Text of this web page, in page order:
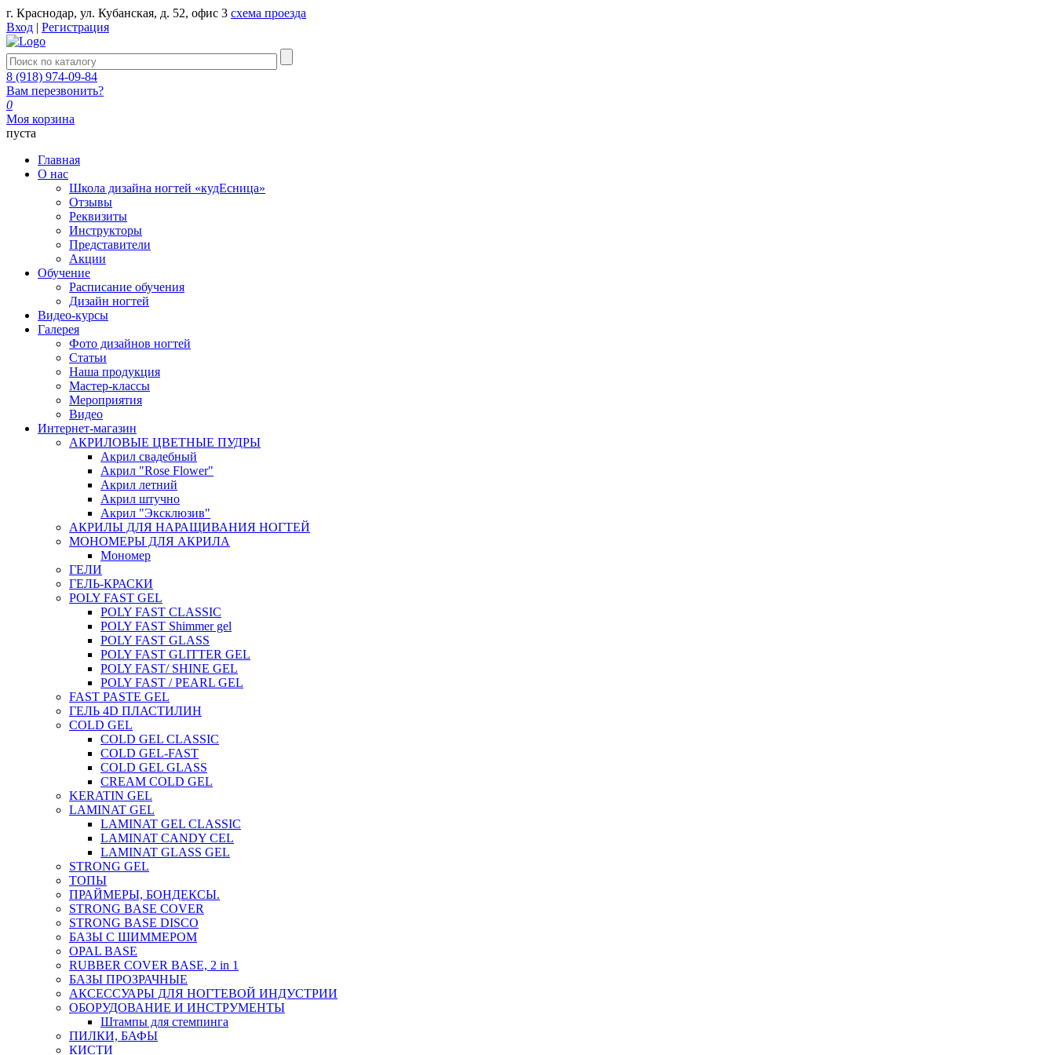
г. Краснодар, ул. Кубанская, д. 52, офис 3 схема проезда
Вход | Регистрация
8 (918) 974-09-84
Вам перезвонить?
0
Моя корзина
пуста
Главная
О нас
Школа дизайна ногтей «кудЕсница»
Отзывы
Реквизиты
Инструкторы
Представители
Акции
Обучение
Расписание обучения
Дизайн ногтей
Видео-курсы
Галерея
Фото дизайнов ногтей
Статьи
Наша продукция
Мастер-классы
Мероприятия
Видео
Интернет-магазин
АКРИЛОВЫЕ ЦВЕТНЫЕ ПУДРЫ
Акрил свадебный
Акрил "Rose Flower"
Акрил летний
Акрил штучно
Акрил "Эксклюзив"
АКРИЛЫ ДЛЯ НАРАЩИВАНИЯ НОГТЕЙ
МОНОМЕРЫ ДЛЯ АКРИЛА
Мономер
ГЕЛИ
ГЕЛЬ-КРАСКИ
POLY FAST GEL
POLY FAST CLASSIC
POLY FAST Shimmer gel
POLY FAST GLASS
POLY FAST GLITTER GEL
POLY FAST/ SHINE GEL
POLY FAST / PEARL GEL
FAST PASTE GEL
ГЕЛЬ 4D ПЛАСТИЛИН
COLD GEL
COLD GEL CLASSIC
COLD GEL-FAST
COLD GEL GLASS
CREAM COLD GEL
KERATIN GEL
LAMINAT GEL
LAMINAT GEL CLASSIС
LAMINAT CANDY CEL
LAMINAT GLASS GEL
STRONG GEL
ТОПЫ
ПРАЙМЕРЫ, БОНДЕКСЫ.
STRONG BASE COVER
STRONG BASE DISCO
БАЗЫ С ШИММЕРОМ
OPAL BASE
RUBBER COVER BASE, 2 in 1
БАЗЫ ПРОЗРАЧНЫЕ
АКСЕССУАРЫ ДЛЯ НОГТЕВОЙ ИНДУСТРИИ
ОБОРУДОВАНИЕ И ИНСТРУМЕНТЫ
Штампы для стемпинга
ПИЛКИ, БАФЫ
КИСТИ